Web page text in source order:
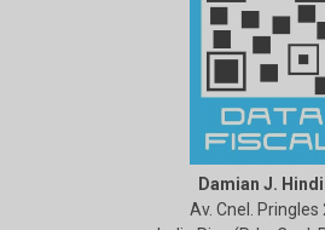
Damian J.
Av. Cnel. Pringles